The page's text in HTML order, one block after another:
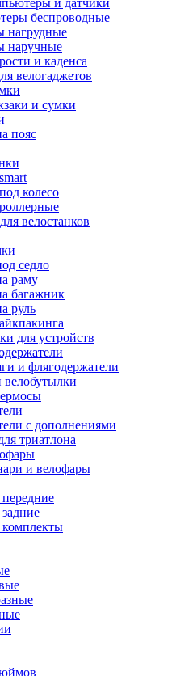
и датчики
беспроводные
нагрудные
наручные
и каденса
велогаджетов
и сумки
пояс
колесо
велостанков
седло
раму
багажник
руль
для устройств
и флягодержатели
с дополнениями
триатлона
и велофары